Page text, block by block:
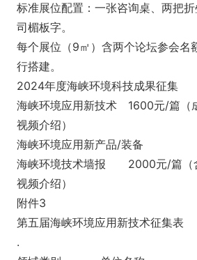
标准展位配置：一张咨询桌、两把
司楣板字。
每个展位（9㎡）含两个论坛参会名
行搭建。
2024年度海峡环境科技成果征集
海峡环境应用新技术
1600元/篇（
视频介绍）
海峡环境应用新产品/装备
海峡环境技术墙报
2000元/篇（
视频介绍）
附件3
第五届海峡环境应用新技术征集表
.